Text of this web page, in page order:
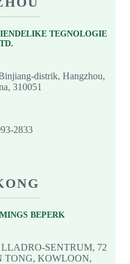
TEGNOLOGIE
distrik, Hangzhou,
310051
2833
BEPERK
SENTRUM, 72
TONG, KOWLOON,